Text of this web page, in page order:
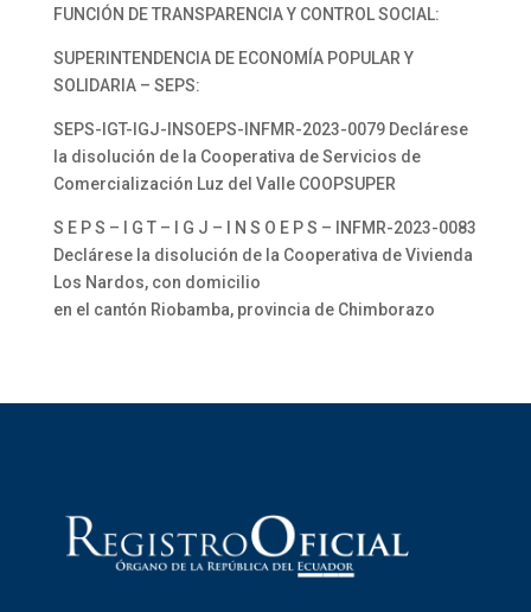
FUNCIÓN DE TRANSPARENCIA Y CONTROL SOCIAL:
SUPERINTENDENCIA DE ECONOMÍA POPULAR Y
SOLIDARIA – SEPS:
SEPS-IGT-IGJ-INSOEPS-INFMR-2023-0079 Declárese
la disolución de la Cooperativa de Servicios de
Comercialización Luz del Valle COOPSUPER
S E P S – I G T – I G J – I N S O E P S – INFMR-2023-0083
Declárese la disolución de la Cooperativa de Vivienda
Los Nardos, con domicilio
en el cantón Riobamba, provincia de Chimborazo